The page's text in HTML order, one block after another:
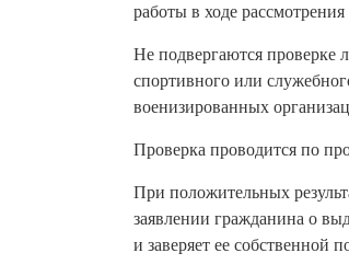
работы в ходе
Не подвергаются проверке
спортивного или
военизированных
Проверка проводится по
При положительных
заявлении гражданина о
и заверяет ее собственной